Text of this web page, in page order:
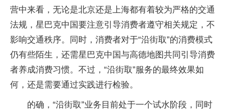
营中来看，无论是北京还是上海都有着较为严格的交通
法规，星巴克中国要注意引导消费者遵守相关规定，不
影响交通秩序。同时，消费者对于“沿街取”的消费模式
仍有些陌生，还需星巴克中国与高德地图共同引导消费
者养成消费习惯。不过，“沿街取”服务的最终效果如
何，还是需要通过实践进行检验。
的确，“沿街取”业务目前处于一个试水阶段，同时